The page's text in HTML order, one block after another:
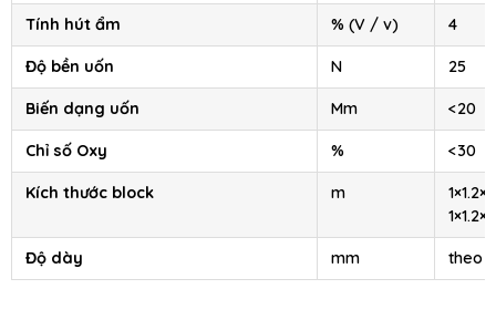
Tính hút ẩm % (V / v) 4
Độ bền uốn N 25
Biến dạng uốn Mm <20
Chỉ số Oxy % <30
Kích thước block m
1×1.2×4
Độ dày mm theo